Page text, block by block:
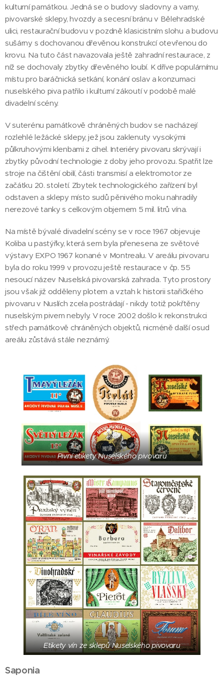
kulturní památkou. Jedná se o budovy sladovny a varny,
pivovarské sklepy, hvozdy a secesní bránu v Bělehradské
ulici, restaurační budovu v pozdně klasicistním slohu a budovu
sušárny s dochovanou dřevěnou konstrukcí otevřenou do
krovu. Na tuto část navazovala ještě zahradní restaurace, z
níž se dochovaly zbytky dřevěného loubí. K dříve populárnímu
místu pro baráčnická setkání, konání oslav a konzumaci
nuselského piva patřilo i kulturní zákoutí v podobě malé
divadelní scény.
V suterénu památkově chráněných budov se nacházejí
rozlehlé ležácké sklepy, jež jsou zaklenuty vysokými
půlkruhovými klenbami z cihel. Interiéry pivovaru skrývají i
zbytky původní technologie z doby jeho provozu. Spatřit lze
stroje na čištění obilí, části transmisí a elektromotor ze
začátku 20. století. Zbytek technologického zařízení byl
odstaven a sklepy místo sudů pěnivého moku nahradily
nerezové tanky s celkovým objemem 5 mil. litrů vína.
Na místě bývalé divadelní scény se v roce 1967 objevuje
Koliba u pastýřky, která sem byla přenesena ze světové
výstavy EXPO 1967 konané v Montrealu. V areálu pivovaru
byla do roku 1999 v provozu ještě restaurace v čp. 55
nesoucí název Nuselská pivovarská zahrada. Tyto prostory
jsou však již odděleny plotem a vztah k historii stařičkého
pivovaru v Nuslích zcela postrádají - nikdy totiž pokřtěny
nuselským pivem nebyly. V roce 2002 došlo k rekonstrukci
střech památkově chráněných objektů, nicméně další osud
areálu zůstává stále neznámý.
Pivní etikety Nuselského pivovaru
Etikety vín ze sklepů Nuselského pivovaru
Saponia